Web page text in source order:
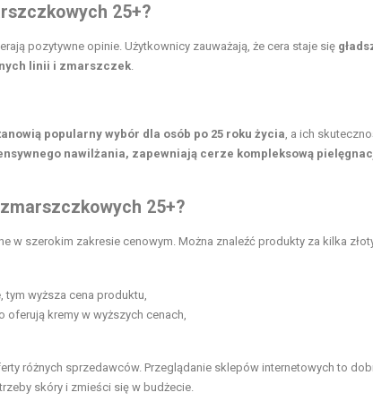
25+?
pozytywne opinie. Użytkownicy zauważają, że cera staje się
linii i zmarszczek.
popularny wybór dla osób po 25 roku życia, a ich
nawilżania, zapewniają cerze kompleksową
25+?
szerokim zakresie cenowym. Można znaleźć produkty za kilka
tym wyższa cena produktu,
oferują kremy w wyższych cenach,
różnych sprzedawców. Przeglądanie sklepów internetowych to
skóry i zmieści się w budżecie.